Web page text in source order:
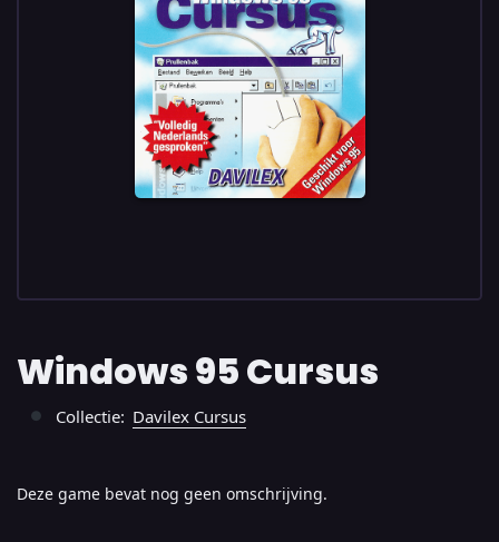
Windows 95 Cursus
● Collectie: Davilex Cursus
Deze game bevat nog geen omschrijving.